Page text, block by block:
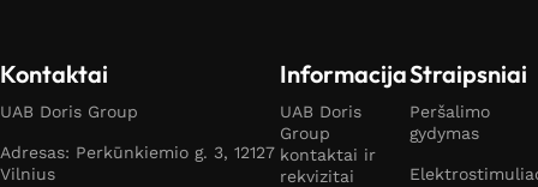
Kontaktai
UAB Doris Group
Adresas: Perkūnkiemio g. 3, 12127
Vilnius
Informacija
UAB Doris
Group
kontaktai ir
rekvizitai
Straipsniai
Peršalimo
gydymas